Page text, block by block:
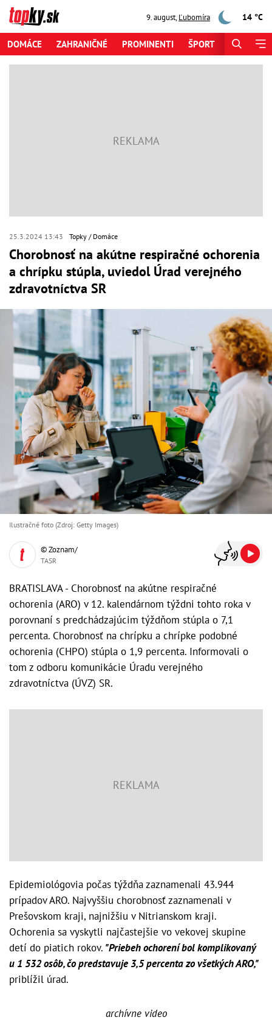
9. august,Ľubomíra 14 °C
DOMÁCE ZAHRANIČNÉ PROMINENTI ŠPORT
25.3.2024 13:43 Topky Domáce
Chorobnosť na akútne respiračné ochorenia
a chrípku stúpla, uviedol Úrad verejného
zdravotníctva SR
Ilustračné foto (Zdroj: Getty Images)
© Zoznam/
TASR
BRATISLAVA - Chorobnosť na akútne respiračné
ochorenia (ARO) v 12. kalendárnom týždni tohto roka v
porovnaní s predchádzajúcim týždňom stúpla o 7,1
percenta. Chorobnosť na chrípku a chrípke podobné
ochorenia (CHPO) stúpla o 1,9 percenta. Informovali o
tom z odboru komunikácie Úradu verejného
zdravotníctva (ÚVZ) SR.
Epidemiológovia počas týždňa zaznamenali 43.944
prípadov ARO. Najvyššiu chorobnosť zaznamenali v
Prešovskom kraji, najnižšiu v Nitrianskom kraji.
Ochorenia sa vyskytli najčastejšie vo vekovej skupine
detí do piatich rokov. "Priebeh ochorení bol komplikovaný
u 1 532 osôb, čo predstavuje 3,5 percenta zo všetkých ARO,"
priblížil úrad.
archívne video